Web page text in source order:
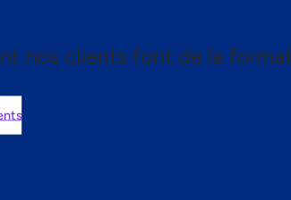
nos clients font de la